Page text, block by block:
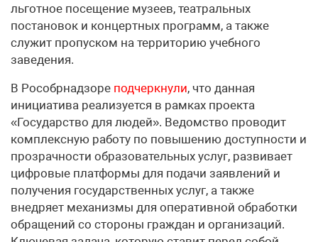
льготное посещение музеев, театральных
постановок и концертных программ, а также
служит пропуском на территорию учебного
заведения.
В Рособрнадзоре подчеркнули, что данная
инициатива реализуется в рамках проекта
«Государство для людей». Ведомство проводит
комплексную работу по повышению доступности и
прозрачности образовательных услуг, развивает
цифровые платформы для подачи заявлений и
получения государственных услуг, а также
внедряет механизмы для оперативной обработки
обращений со стороны граждан и организаций.